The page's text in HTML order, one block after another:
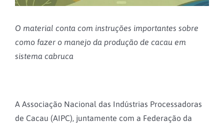
O material conta com instruções importantes sobre
como fazer o manejo da produção de cacau em
sistema cabruca
A Associação Nacional das Indústrias Processadoras
de Cacau (AIPC), juntamente com a Federação da